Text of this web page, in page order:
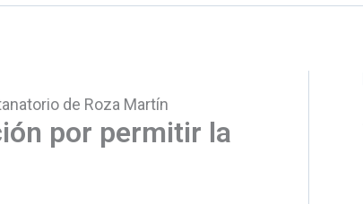
de Roza Martín
por permitir la